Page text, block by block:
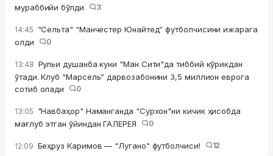
мураббийи бўлди
3
14:45 "Сельта" “Манчестер Юнайтед” футболчисини ижарага
олди
0
13:48 Рульи душанба куни "Ман Сити"да тиббий кўрикдан
ўтади. Клуб "Марсель” дарвозабонини 3,5 миллион еврога
сотиб олади
0
13:05 "Навбаҳор" Наманганда "Сурхон"ни кичик ҳисобда
мағлуб этган ўйиндан ГАЛЕРЕЯ
0
12:09 Беҳруз Каримов — "Лугано" футболчиси! 12